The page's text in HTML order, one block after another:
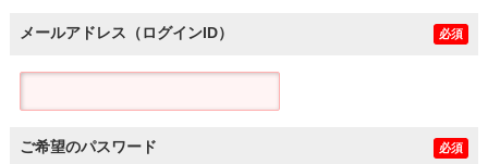
メールアドレス（ログインID） 必須
ご希望のパスワード 必須